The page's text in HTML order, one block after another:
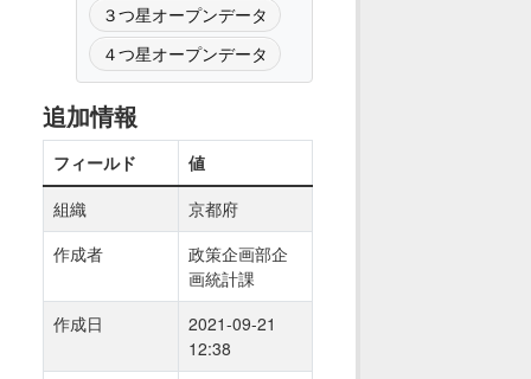
３つ星オープンデータ
４つ星オープンデータ
追加情報
フィールド
値
組織
京都府
作成者
政策企画部企
画統計課
作成日
2021-09-21
12:38